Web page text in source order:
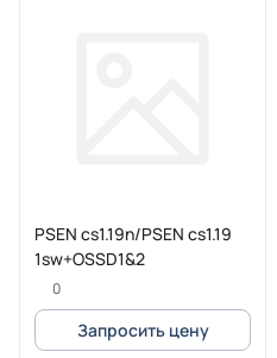
PSEN cs1.19n/PSEN cs1.19
1sw+OSSD1&2
0
Запросить цену